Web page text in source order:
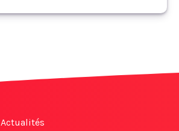
Actualités